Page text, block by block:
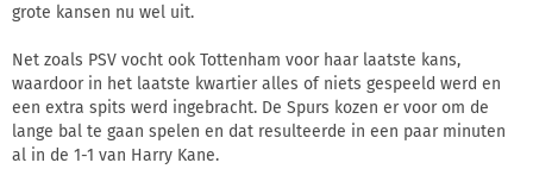
grote kansen nu wel uit.
Net zoals PSV vocht ook Tottenham voor haar laatste kans,
waardoor in het laatste kwartier alles of niets gespeeld werd en
een extra spits werd ingebracht. De Spurs kozen er voor om de
lange bal te gaan spelen en dat resulteerde in een paar minuten
al in de 1-1 van Harry Kane.